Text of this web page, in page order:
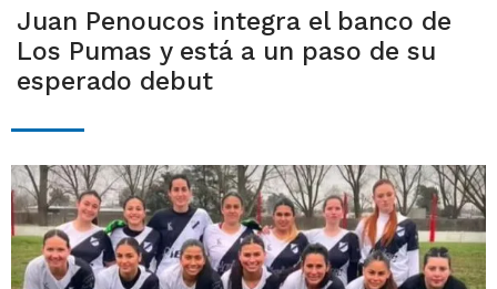
Juan Penoucos integra el banco de
Los Pumas y está a un paso de su
esperado debut